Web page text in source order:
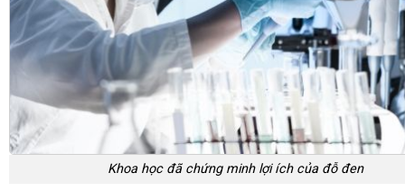
Khoa học đã chứng minh lợi ích của đỗ đen